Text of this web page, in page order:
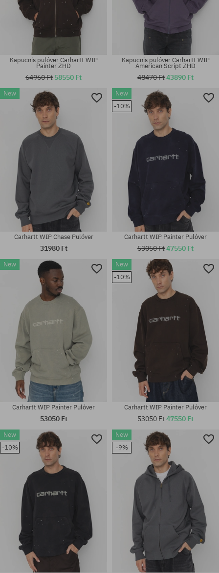
Elérhető méretek:
Elérhető méretek:
M; L; XL
Elérhető méretek:
Kapucnis pulóver Carhartt WIP
Painter ZHD
64960 Ft 58550 Ft
Elérhető méretek:
M; L
Kapucnis pulóver Carhartt WIP
American Script ZHD
48470 Ft43890 Ft
New
Elérhető méretek:
Carhartt WIP Chase Pulóver
31980 Ft
New
-10%
Elérhető méretek:
Carhartt WIP Painter Pulóver
53050 Ft47550 Ft
New
Carhartt WIP Painter Pulóver
53050 Ft
New
-10%
Carhartt WIP Painter Pulóver
53050 Ft47550 Ft
New
-10%
New
-9%